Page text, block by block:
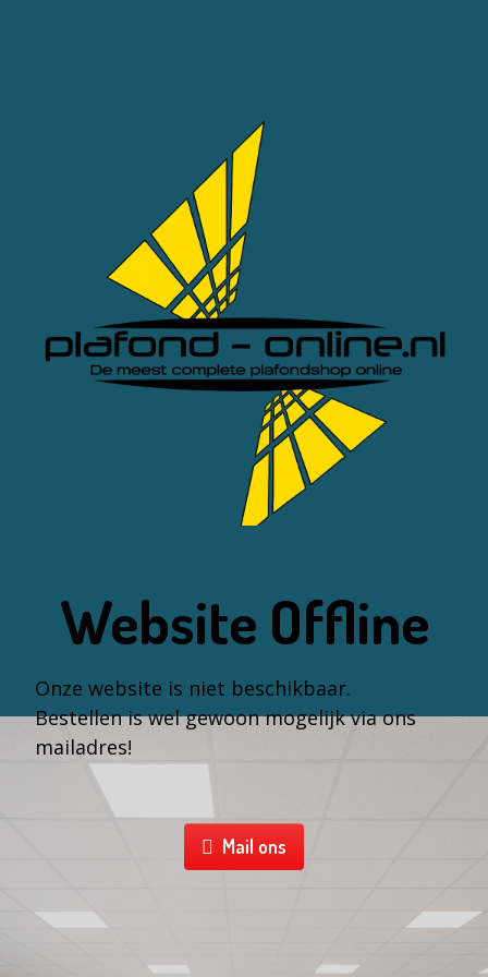
Website Offline
Onze website is niet beschikbaar.
Bestellen is wel gewoon mogelijk via ons
mailadres!
Mail ons